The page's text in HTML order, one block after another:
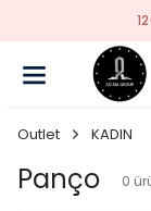
Outlet KADIN
Panço 0